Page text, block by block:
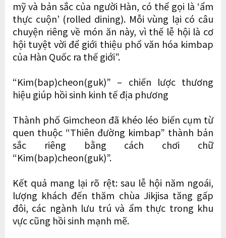
mỹ và bản sắc của người Hàn, có thể gọi là ‘ẩm
thực cuộn’ (rolled dining). Mỗi vùng lại có câu
chuyện riêng về món ăn này, vì thế lễ hội là cơ
hội tuyệt vời để giới thiệu phổ văn hóa kimbap
của Hàn Quốc ra thế giới”.
“Kim(bap)cheon(guk)” – chiến lược thương
hiệu giúp hồi sinh kinh tế địa phương
Thành phố Gimcheon đã khéo léo biến cụm từ
quen thuộc “Thiên đường kimbap” thành bản
sắc riêng bằng cách chơi chữ
“Kim(bap)cheon(guk)”.
Kết quả mang lại rõ rệt: sau lễ hội năm ngoái,
lượng khách đến thăm chùa Jikjisa tăng gấp
đôi, các ngành lưu trú và ẩm thực trong khu
vực cũng hồi sinh mạnh mẽ.